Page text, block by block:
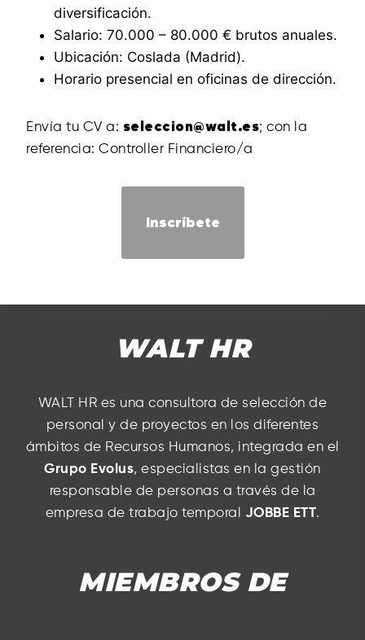
diversificación.
Salario: 70.000 – 80.000 € brutos anuales.
Ubicación: Coslada (Madrid).
Horario presencial en oficinas de dirección.
Envía tu CV a: seleccion@walt.es; con la
referencia: Controller Financiero/a
Inscríbete
WALT HR
WALT HR es una consultora de selección de
personal y de proyectos en los diferentes
ámbitos de Recursos Humanos, integrada en el
Grupo Evolus, especialistas en la gestión
responsable de personas a través de la
empresa de trabajo temporal JOBBE ETT.
MIEMBROS DE